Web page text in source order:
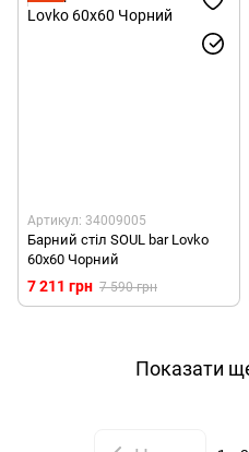
Артикул: 34009005
Барний стіл SOUL bar Lovko
60x60 Чорний
7 211 грн 7 590 грн
Показати